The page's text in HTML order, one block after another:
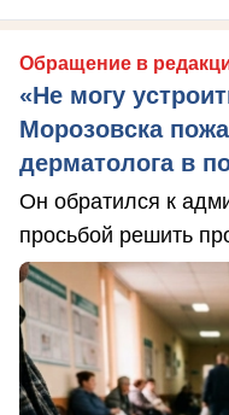
Обращение в
«Не могу
Морозовска
дерматолога в
Он обратился к
просьбой решить